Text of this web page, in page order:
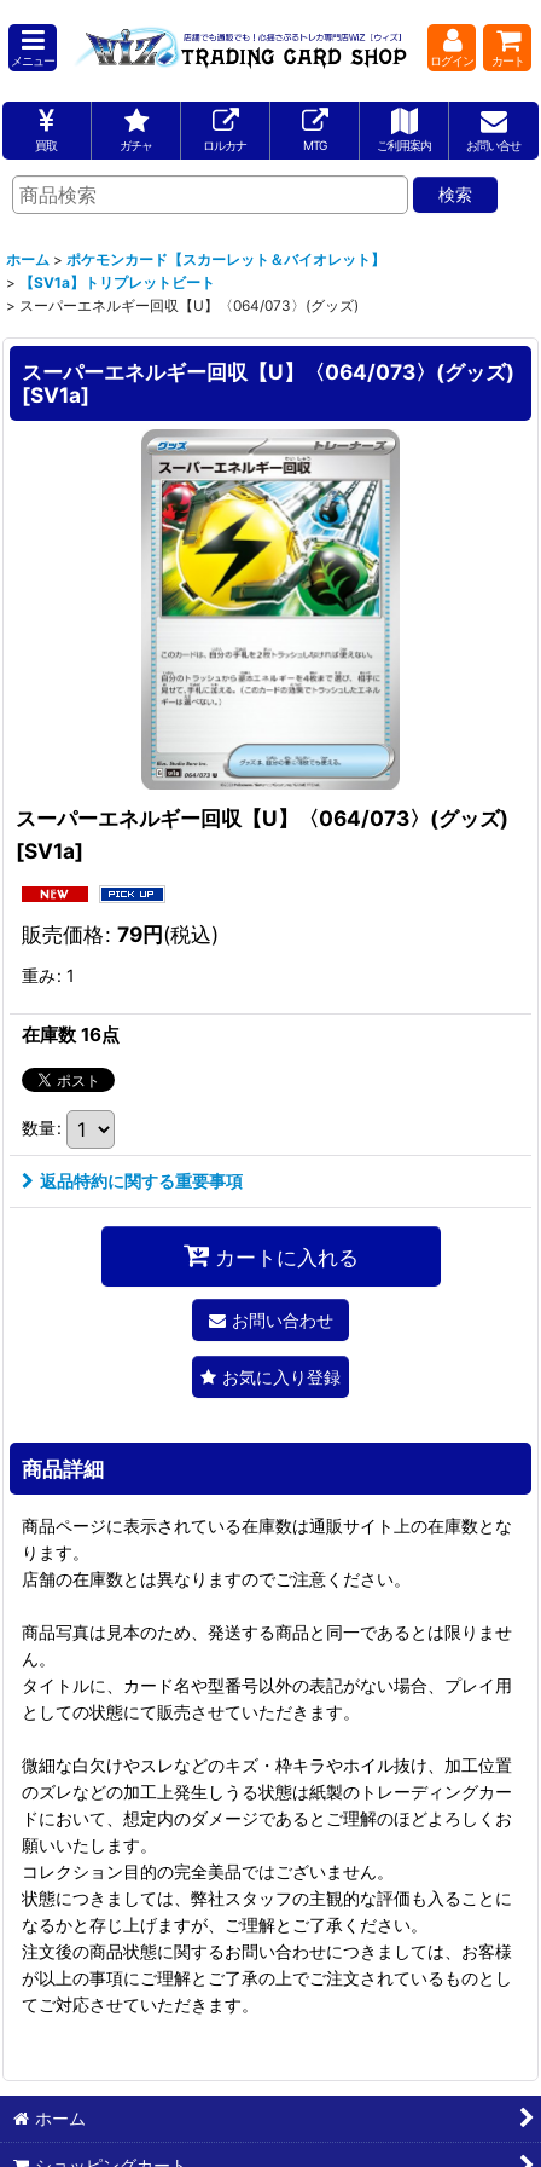
メニュー ログイン カート
買取 ガチャ ロルカナ MTG ご利用案内 お問い合せ
ホーム > ポケモンカード【スカーレット＆バイオレット】
>
【SV1a】トリプレットビート
> スーパーエネルギー回収【U】〈064/073〉(グッズ)
スーパーエネルギー回収【U】〈064/073〉(グッズ)
[SV1a]
スーパーエネルギー回収【U】〈064/073〉(グッズ)
[SV1a]
販売価格: 79円(税込)
重み: 1
在庫数 16点
数量:
返品特約に関する重要事項
カートに入れる
お問い合わせ
お気に入り登録
商品詳細
商品ページに表示されている在庫数は通販サイト上の在庫数とな
ります。
店舗の在庫数とは異なりますのでご注意ください。
商品写真は見本のため、発送する商品と同一であるとは限りませ
ん。
タイトルに、カード名や型番号以外の表記がない場合、プレイ用
としての状態にて販売させていただきます。
微細な白欠けやスレなどのキズ・枠キラやホイル抜け、加工位置
のズレなどの加工上発生しうる状態は紙製のトレーディングカー
ドにおいて、想定内のダメージであるとご理解のほどよろしくお
願いいたします。
コレクション目的の完全美品ではございません。
状態につきましては、弊社スタッフの主観的な評価も入ることに
なるかと存じ上げますが、ご理解とご了承ください。
注文後の商品状態に関するお問い合わせにつきましては、お客様
が以上の事項にご理解とご了承の上でご注文されているものとし
てご対応させていただきます。
ホーム